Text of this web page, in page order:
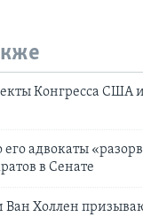
Конгресса США
адвокаты
в Сенате
Ван Холлен